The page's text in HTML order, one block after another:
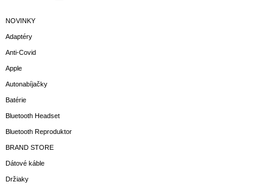
NOVINKY
Adaptéry
Anti-Covid
Apple
Autonabíjačky
Batérie
Bluetooth Headset
Bluetooth Reproduktor
BRAND STORE
Dátové káble
Držiaky